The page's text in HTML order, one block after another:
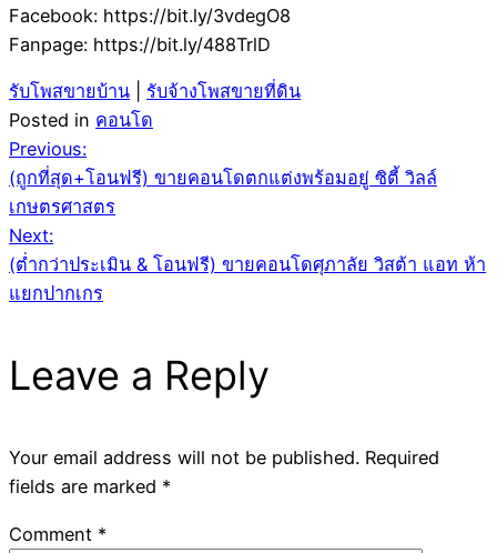
Facebook: https://bit.ly/3vdegO8
Fanpage: https://bit.ly/488TrlD
รับโพสขายบ้าน
รับจ้างโพสขายที่ดิน
Posted in คอนโด
Post
navigation
Previous:
(ถูกที่สุด+โอนฟรี) ขายคอนโดตกแต่งพร้อมอยู่ ซิตี้ วิลล์
เกษตรศาสตร
Next:
(ต่ำกว่าประเมิน & โอนฟรี) ขายคอนโดศุภาลัย วิสต้า แอท ห้า
แยกปากเกร
Leave a Reply
Your email address will not be published. Required
fields are marked *
Comment *